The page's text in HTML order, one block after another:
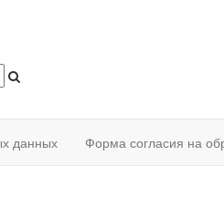
данных Форма согласия на